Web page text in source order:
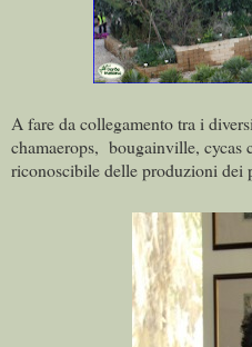
A fare da collegamento tra i
chamaerops, bougainville, cycas
riconoscibile delle produzioni dei